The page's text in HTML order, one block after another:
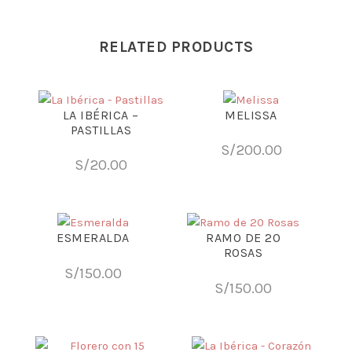
RELATED PRODUCTS
LA IBÉRICA –
PASTILLAS
S/20.00
MELISSA
S/200.00
ESMERALDA
S/150.00
RAMO DE 20
ROSAS
S/150.00